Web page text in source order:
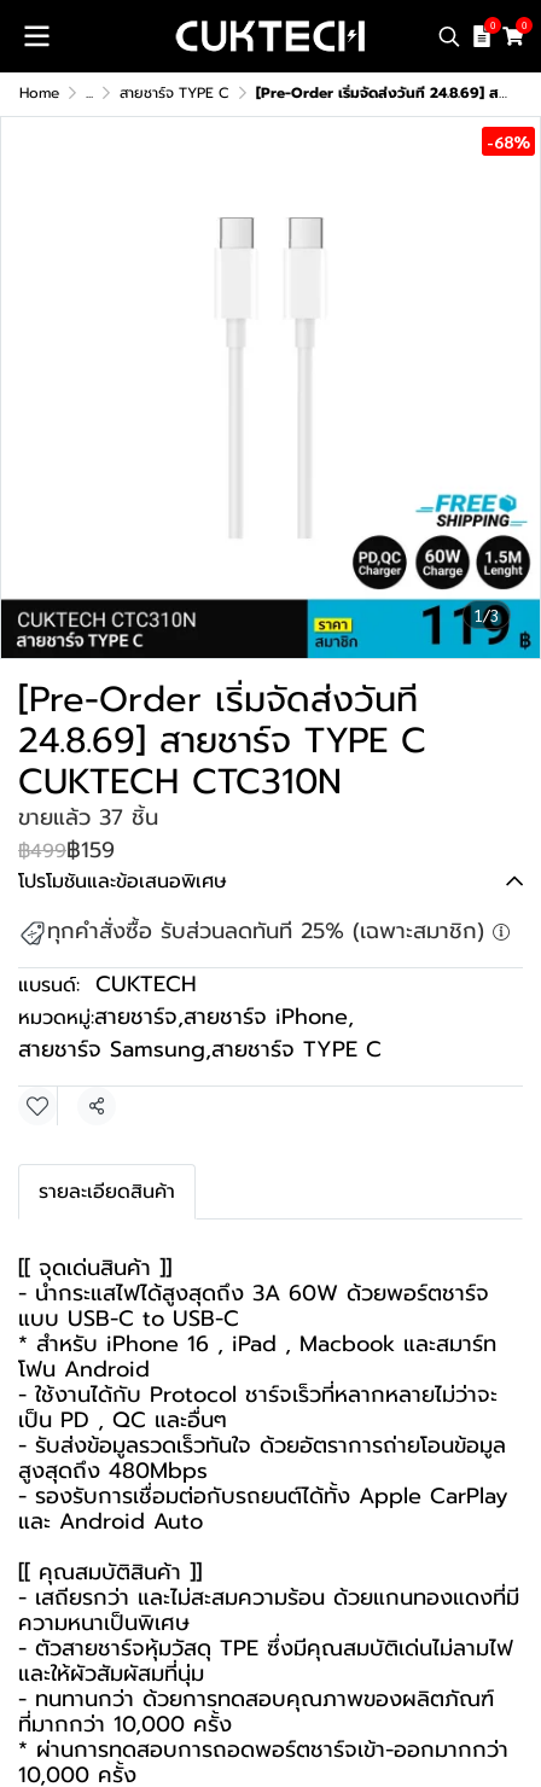
0 0
Home ... สายชาร์จ TYPE C [Pre-Order เริ่มจัดส่งวันที 24.8.69] สายชาร์จ TYPE C CUKTECH CTC310N
1/3
-68%
[Pre-Order เริ่มจัดส่งวันที
24.8.69] สายชาร์จ TYPE C
CUKTECH CTC310N
ขายแล้ว 37 ชิ้น
฿499฿159
โปรโมชันและข้อเสนอพิเศษ
ทุกคำสั่งซื้อ รับส่วนลดทันที 25% (เฉพาะสมาชิก)
แบรนด์: CUKTECH
หมวดหมู่:สายชาร์จ,สายชาร์จ iPhone,
สายชาร์จ Samsung,สายชาร์จ TYPE C
แชร์
รายละเอียดสินค้า
[[ จุดเด่นสินค้า ]]
- นำกระแสไฟได้สูงสุดถึง 3A 60W ด้วยพอร์ตชาร์จ
แบบ USB-C to USB-C
* สำหรับ iPhone 16 , iPad , Macbook และสมาร์ท
โฟน Android
- ใช้งานได้กับ Protocol ชาร์จเร็วที่หลากหลายไม่ว่าจะ
เป็น PD , QC และอื่นๆ
- รับส่งข้อมูลรวดเร็วทันใจ ด้วยอัตราการถ่ายโอนข้อมูล
สูงสุดถึง 480Mbps
- รองรับการเชื่อมต่อกับรถยนต์ได้ทั้ง Apple CarPlay
และ Android Auto
[[ คุณสมบัติสินค้า ]]
- เสถียรกว่า และไม่สะสมความร้อน ด้วยแกนทองแดงที่มี
ความหนาเป็นพิเศษ
- ตัวสายชาร์จหุ้มวัสดุ TPE ซึ่งมีคุณสมบัติเด่นไม่ลามไฟ
และให้ผัวสัมผัสมที่นุ่ม
- ทนทานกว่า ด้วยการทดสอบคุณภาพของผลิตภัณฑ์
ที่มากกว่า 10,000 ครั้ง
* ผ่านการทดสอบการถอดพอร์ตชาร์จเข้า-ออกมากกว่า
10,000 ครั้ง